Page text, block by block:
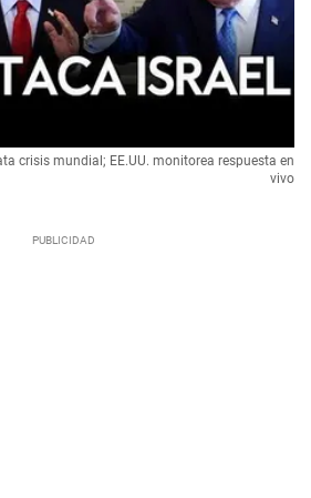
crisis mundial; EE.UU. monitorea respuesta en
vivo